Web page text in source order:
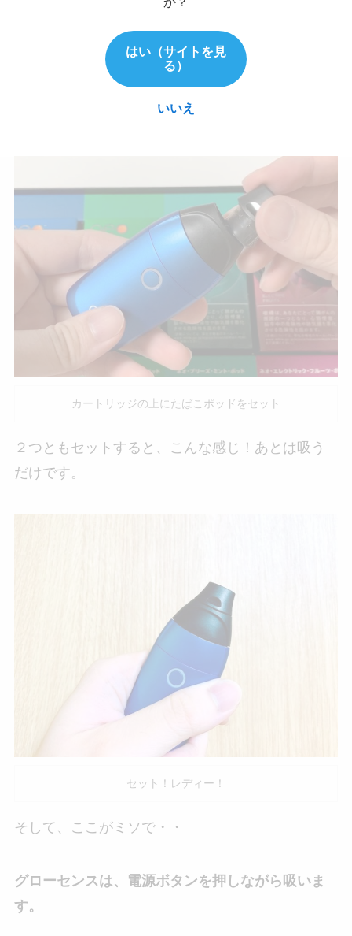
カートリッジの上にたばこポッドをセット
２つともセットすると、こんな感じ！あとは吸う
だけです。
セット！レディー！
そして、ここがミソで・・
グローセンスは、電源ボタンを押しながら吸いま
す。
はい（サイトを見
る）
いいえ